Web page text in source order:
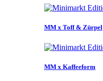
MM x Toff & Zürpel
MM x Kaffeeform